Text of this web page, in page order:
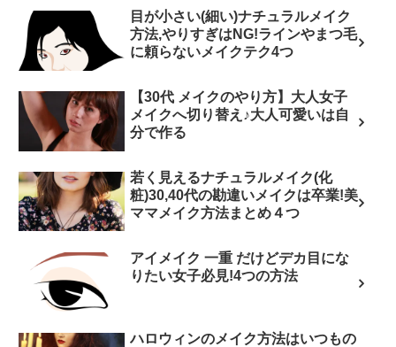
目が小さい(細い)ナチュラルメイク
方法,やりすぎはNG!ラインやまつ毛
に頼らないメイクテク4つ
【30代 メイクのやり方】大人女子
メイクへ切り替え♪大人可愛いは自
分で作る
若く見えるナチュラルメイク(化
粧)30,40代の勘違いメイクは卒業!美
ママメイク方法まとめ４つ
アイメイク 一重 だけどデカ目にな
りたい女子必見!4つの方法
ハロウィンのメイク方法はいつもの